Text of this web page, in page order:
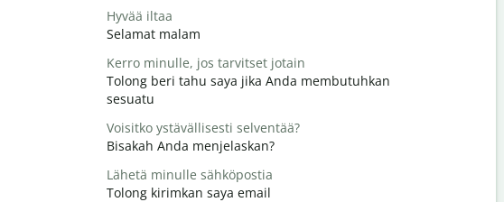
Hyvää iltaa
Selamat malam
Kerro minulle, jos tarvitset jotain
Tolong beri tahu saya jika Anda membutuhkan
sesuatu
Voisitko ystävällisesti selventää?
Bisakah Anda menjelaskan?
Lähetä minulle sähköpostia
Tolong kirimkan saya email